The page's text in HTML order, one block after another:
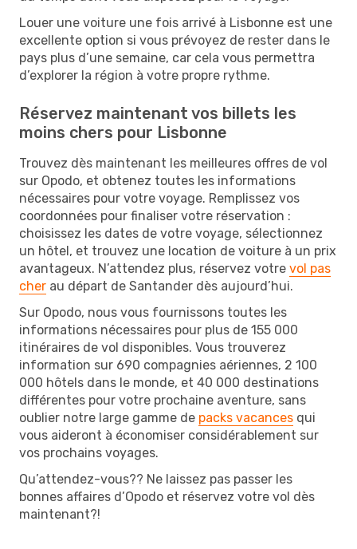
Louer une voiture une fois arrivé à Lisbonne est une
excellente option si vous prévoyez de rester dans le
pays plus d’une semaine, car cela vous permettra
d’explorer la région à votre propre rythme.
Réservez maintenant vos billets les
moins chers pour Lisbonne
Trouvez dès maintenant les meilleures offres de vol
sur Opodo, et obtenez toutes les informations
nécessaires pour votre voyage. Remplissez vos
coordonnées pour finaliser votre réservation :
choisissez les dates de votre voyage, sélectionnez
un hôtel, et trouvez une location de voiture à un prix
avantageux. N’attendez plus, réservez votre vol pas
cher au départ de Santander dès aujourd’hui.
Sur Opodo, nous vous fournissons toutes les
informations nécessaires pour plus de 155 000
itinéraires de vol disponibles. Vous trouverez
information sur 690 compagnies aériennes, 2 100
000 hôtels dans le monde, et 40 000 destinations
différentes pour votre prochaine aventure, sans
oublier notre large gamme de packs vacances qui
vous aideront à économiser considérablement sur
vos prochains voyages.
Qu’attendez-vous?? Ne laissez pas passer les
bonnes affaires d’Opodo et réservez votre vol dès
maintenant?!